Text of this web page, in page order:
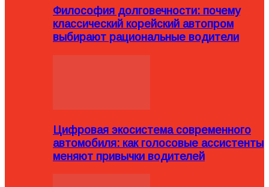
Философия долговечности: почему
классический корейский автопром
выбирают рациональные водители
Цифровая экосистема современного
автомобиля: как голосовые ассистенты
меняют привычки водителей